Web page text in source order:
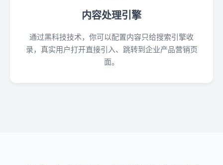
内容处理引擎
通过黑科技技术，你可以配置内容只给搜索引擎收
录，真实用户打开直接引入、跳转到企业产品营销页
面。